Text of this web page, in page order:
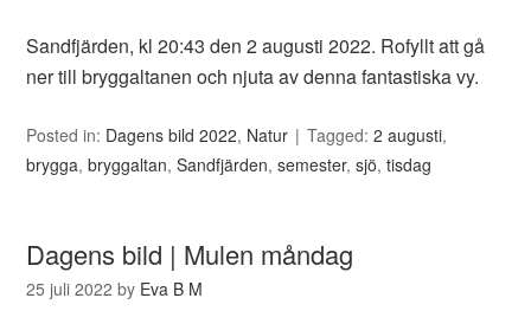
Sandfjärden, kl 20:43 den 2 augusti 2022. Rofyllt att gå
ner till bryggaltanen och njuta av denna fantastiska vy.
Posted in: Dagens bild 2022, Natur Tagged:2 augusti,
brygga,bryggaltan,Sandfjärden,semester,sjö,tisdag
Dagens bild | Mulen måndag
25 juli 2022 by Eva B M